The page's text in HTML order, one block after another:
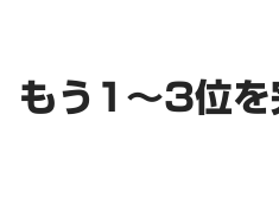
もう1～3位を